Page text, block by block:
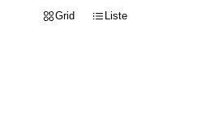
Grid Liste